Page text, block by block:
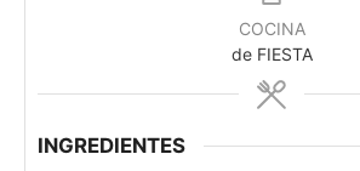
COCINA
de FIESTA
INGREDIENTES